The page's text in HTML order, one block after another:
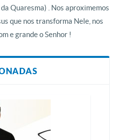
Quaresma) . Nos aproximemos
que nos transforma Nele, nos
e grande o Senhor !